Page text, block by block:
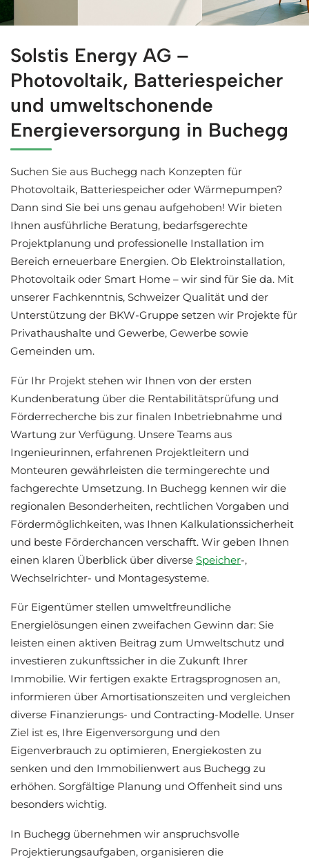
Solstis Energy AG –
Photovoltaik, Batteriespeicher
und umweltschonende
Energieversorgung in Buchegg
Suchen Sie aus Buchegg nach Konzepten für
Photovoltaik, Batteriespeicher oder Wärmepumpen?
Dann sind Sie bei uns genau aufgehoben! Wir bieten
Ihnen ausführliche Beratung, bedarfsgerechte
Projektplanung und professionelle Installation im
Bereich erneuerbare Energien. Ob Elektroinstallation,
Photovoltaik oder Smart Home – wir sind für Sie da. Mit
unserer Fachkenntnis, Schweizer Qualität und der
Unterstützung der BKW-Gruppe setzen wir Projekte für
Privathaushalte und Gewerbe, Gewerbe sowie
Gemeinden um.
Für Ihr Projekt stehen wir Ihnen von der ersten
Kundenberatung über die Rentabilitätsprüfung und
Förderrecherche bis zur finalen Inbetriebnahme und
Wartung zur Verfügung. Unsere Teams aus
Ingenieurinnen, erfahrenen Projektleitern und
Monteuren gewährleisten die termingerechte und
fachgerechte Umsetzung. In Buchegg kennen wir die
regionalen Besonderheiten, rechtlichen Vorgaben und
Fördermöglichkeiten, was Ihnen Kalkulationssicherheit
und beste Förderchancen verschafft. Wir geben Ihnen
einen klaren Überblick über diverse Speicher-,
Wechselrichter- und Montagesysteme.
Für Eigentümer stellen umweltfreundliche
Energielösungen einen zweifachen Gewinn dar: Sie
leisten einen aktiven Beitrag zum Umweltschutz und
investieren zukunftssicher in die Zukunft Ihrer
Immobilie. Wir fertigen exakte Ertragsprognosen an,
informieren über Amortisationszeiten und vergleichen
diverse Finanzierungs- und Contracting-Modelle. Unser
Ziel ist es, Ihre Eigenversorgung und den
Eigenverbrauch zu optimieren, Energiekosten zu
senken und den Immobilienwert aus Buchegg zu
erhöhen. Sorgfältige Planung und Offenheit sind uns
besonders wichtig.
In Buchegg übernehmen wir anspruchsvolle
Projektierungsaufgaben, organisieren die